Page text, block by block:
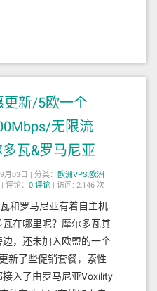
更新/5欧一个
无限流
瓦&罗马尼亚
月03日 | 分类： 欧洲VPS,欧洲
| 评论： 0 评论 | 访问: 2,146 次
和罗马尼亚有着自主机
在哪里呢？摩尔多瓦其
，还未加入欧盟的一个
新了些促销套餐，索性
入了由罗马尼亚Voxility